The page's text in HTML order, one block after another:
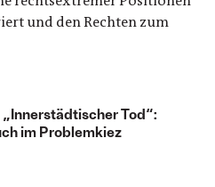
und den Rechten zum
„Innerstädtischer Tod“:
im Problemkiez